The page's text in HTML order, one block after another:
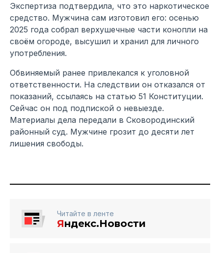
Экспертиза подтвердила, что это наркотическое
средство. Мужчина сам изготовил его: осенью
2025 года собрал верхушечные части конопли на
своём огороде, высушил и хранил для личного
употребления.
Обвиняемый ранее привлекался к уголовной
ответственности. На следствии он отказался от
показаний, ссылаясь на статью 51 Конституции.
Сейчас он под подпиской о невыезде.
Материалы дела передали в Сковородинский
районный суд. Мужчине грозит до десяти лет
лишения свободы.
Читайте в ленте
Яндекс.Новости